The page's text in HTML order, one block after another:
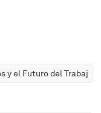
y el Futuro del Trabajo